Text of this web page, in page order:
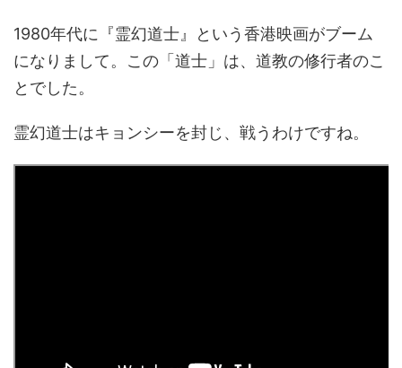
1980年代に『霊幻道士』という香港映画がブーム
になりまして。この「道士」は、道教の修行者のこ
とでした。
霊幻道士はキョンシーを封じ、戦うわけですね。